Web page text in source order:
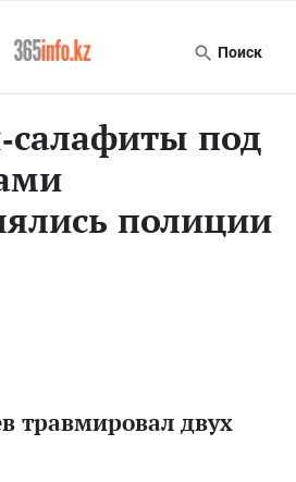
Поиск
под
полиции
травмировал двух